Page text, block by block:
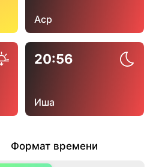
Аср
20:56
Иша
Формат времени